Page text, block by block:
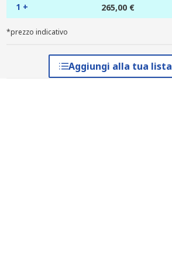
1 + 265,00 €
*prezzo indicativo
Aggiungi alla tua lista